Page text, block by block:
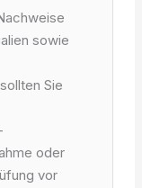
sowie
Sie
oder
vor